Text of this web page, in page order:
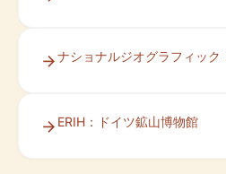
ナショナルジオグラフィッ
ERIH：ドイツ鉱山博物館